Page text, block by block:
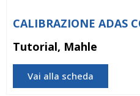
CALIBRAZIONE ADAS
Tutorial, Mahle
Vai alla scheda